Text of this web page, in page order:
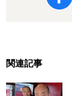
関連記事